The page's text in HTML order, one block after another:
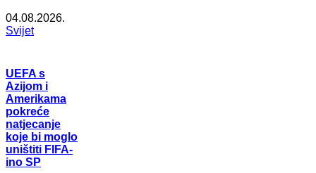
04.08.2026.
Svijet
UEFA s
Azijom i
Amerikama
pokreće
natjecanje
koje bi moglo
uništiti FIFA-
ino SP